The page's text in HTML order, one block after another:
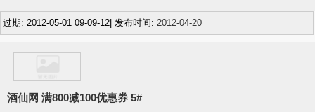
过期: 2012-05-01 09-09-12| 发布时间: 2012-04-20
酒仙网 满800减100优惠券 5#